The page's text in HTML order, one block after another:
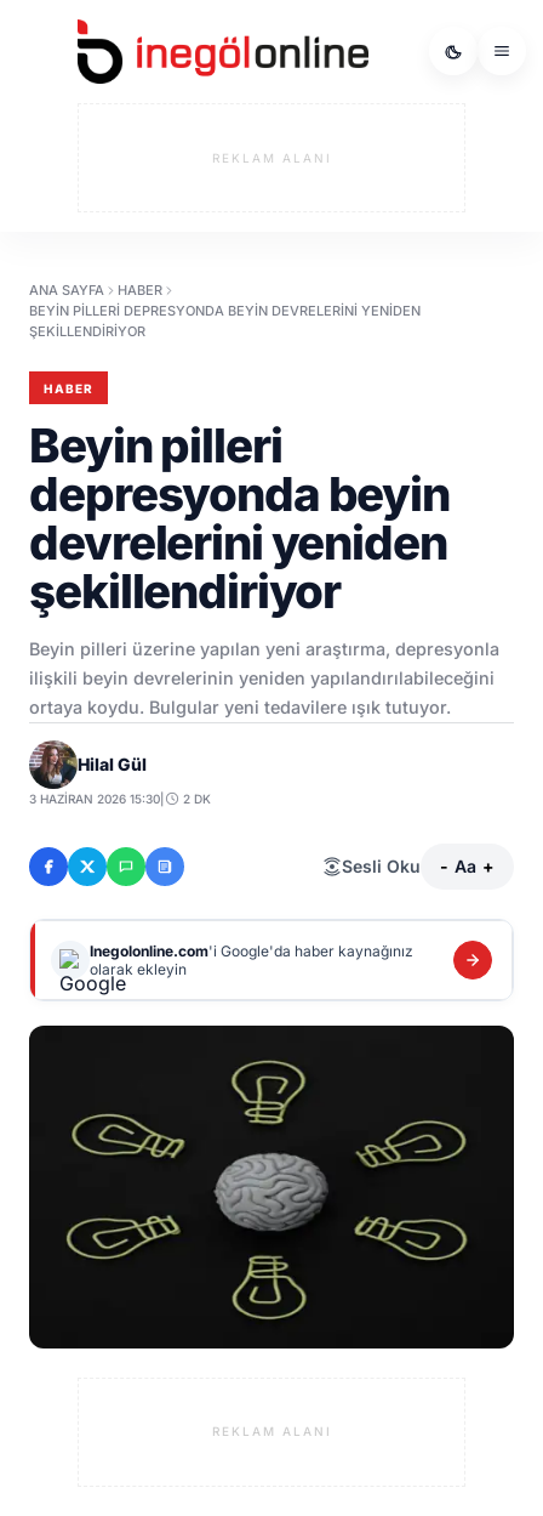
REKLAM ALANI
ANA SAYFA
HABER
BEYIN PILLERI DEPRESYONDA BEYIN DEVRELERINI YENIDEN
ŞEKILLENDIRIYOR
HABER
Beyin pilleri
depresyonda beyin
devrelerini yeniden
şekillendiriyor
Beyin pilleri üzerine yapılan yeni araştırma, depresyonla
ilişkili beyin devrelerinin yeniden yapılandırılabileceğini
ortaya koydu. Bulgular yeni tedavilere ışık tutuyor.
Hilal Gül
3 HAZIRAN 2026 15:30 2 DK
Sesli Oku - Aa +
Inegolonline.com'i Google'da haber kaynağınız
olarak ekleyin
REKLAM ALANI